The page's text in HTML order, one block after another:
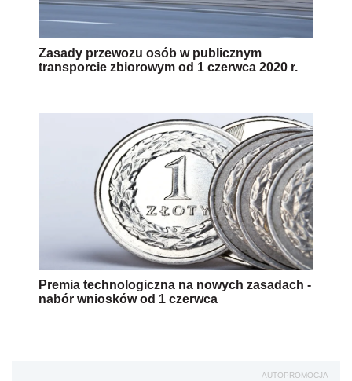
Zasady przewozu osób w publicznym
transporcie zbiorowym od 1 czerwca 2020 r.
Premia technologiczna na nowych zasadach -
nabór wniosków od 1 czerwca
AUTOPROMOCJA